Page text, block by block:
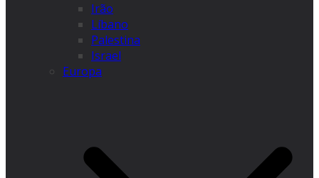
Irão
Líbano
Palestina
Israel
Europa